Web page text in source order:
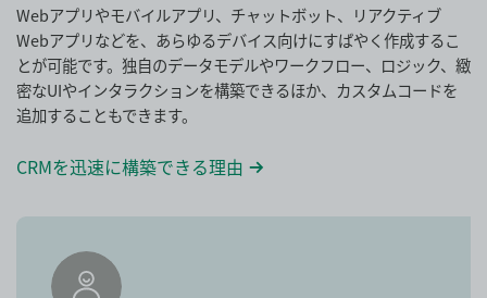
Webアプリやモバイルアプリ、チャットボット、リアクティブ
Webアプリなどを、あらゆるデバイス向けにすばやく作成するこ
とが可能です。独自のデータモデルやワークフロー、ロジック、緻
密なUIやインタラクションを構築できるほか、カスタムコードを
追加することもできます。
CRMを迅速に構築できる理由